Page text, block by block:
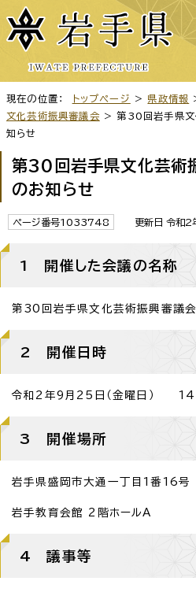
現在の位置： トップページ > 県政情報
文化芸術振興審議会 > 第30回岩手県文
知らせ
第30回岩手県文化芸術
のお知らせ
ページ番号1033748 更新日 令和2
1 開催した会議の名称
第30回岩手県文化芸術振興審議会
2 開催日時
令和2年9月25日（金曜日） 14
3 開催場所
岩手県盛岡市大通一丁目1番16号
岩手教育会館 2階ホールA
4 議事等